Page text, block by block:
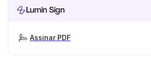
Lumin Sign
Assinar PDF